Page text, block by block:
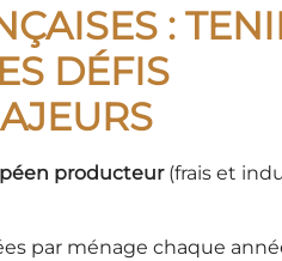
:
DÉFIS
producteur(frais et
par ménage chaque